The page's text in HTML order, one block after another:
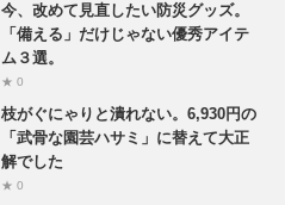
今、改めて見直したい防災グッズ。
「備える」だけじゃない優秀アイテ
ム３選。
★ 0
枝がぐにゃりと潰れない。6,930円の
「武骨な園芸ハサミ」に替えて大正
解でした
★ 0